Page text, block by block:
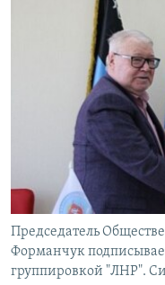
Председатель
Форманчук
группировкой "ЛНР".